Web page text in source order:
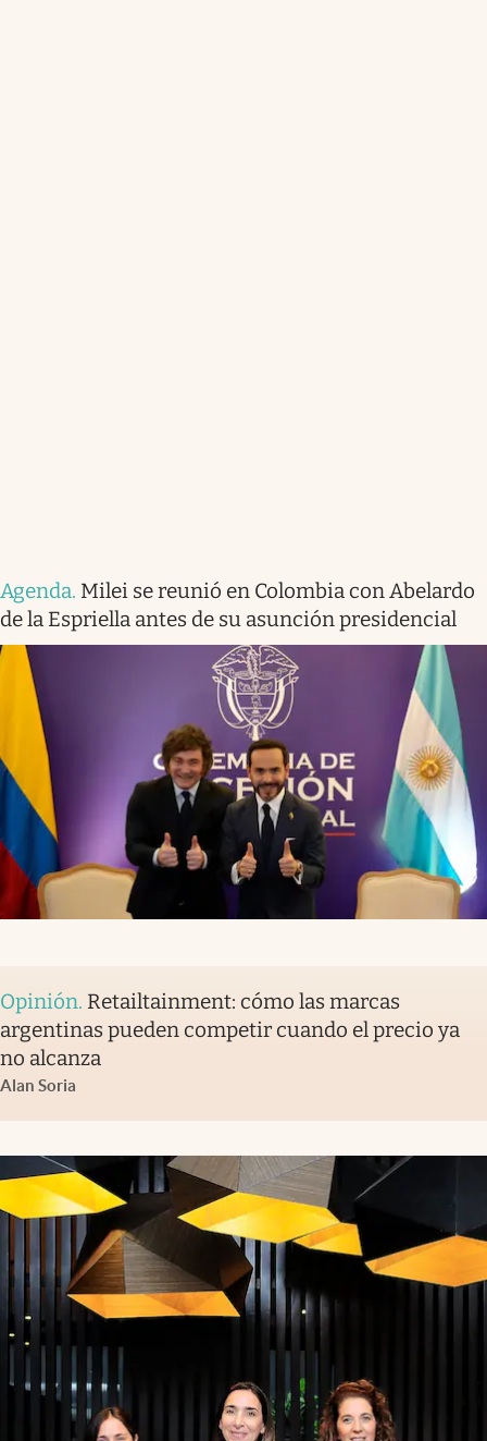
Agenda. Milei se reunió en Colombia con Abelardo
de la Espriella antes de su asunción presidencial
Opinión. Retailtainment: cómo las marcas
argentinas pueden competir cuando el precio ya
no alcanza
Alan Soria